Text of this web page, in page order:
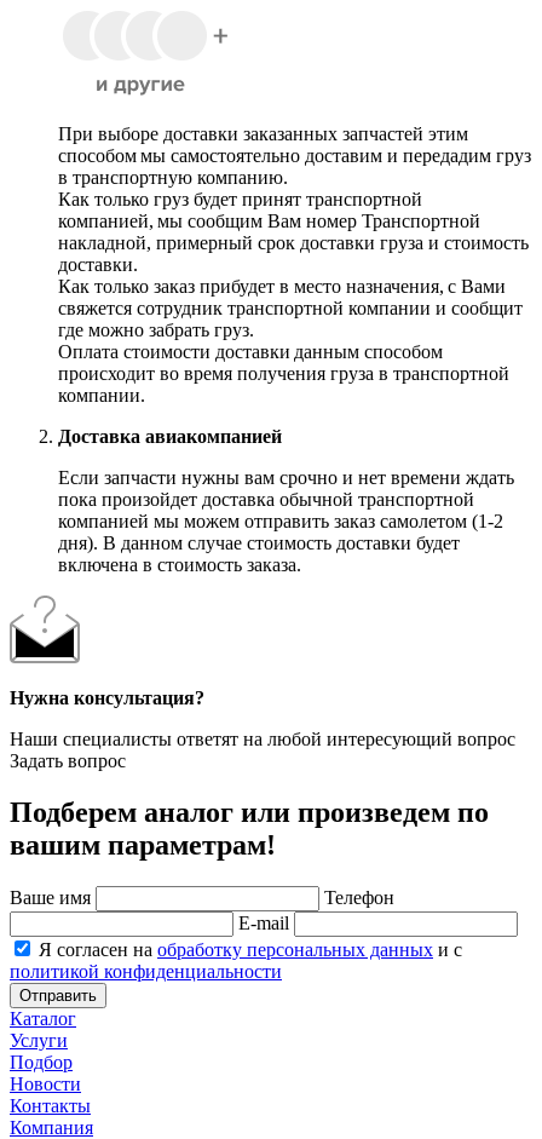
При выборе доставки заказанных запчастей этим
способом мы самостоятельно доставим и передадим груз
в транспортную компанию.
Как только груз будет принят транспортной
компанией, мы сообщим Вам номер Транспортной
накладной, примерный срок доставки груза и стоимость
доставки.
Как только заказ прибудет в место назначения, с Вами
свяжется сотрудник транспортной компании и сообщит
где можно забрать груз.
Оплата стоимости доставки данным способом
происходит во время получения груза в транспортной
компании.
Доставка авиакомпанией
Если запчасти нужны вам срочно и нет времени ждать
пока произойдет доставка обычной транспортной
компанией мы можем отправить заказ самолетом (1-2
дня). В данном случае стоимость доставки будет
включена в стоимость заказа.
Нужна консультация?
Наши специалисты ответят на любой интересующий вопрос
Задать вопрос
Подберем аналог или произведем по
вашим параметрам!
Ваше имя
Телефон
E-mail
Я согласен на обработку персональных данных и с
политикой конфиденциальности
Отправить
Каталог
Услуги
Подбор
Новости
Контакты
Компания